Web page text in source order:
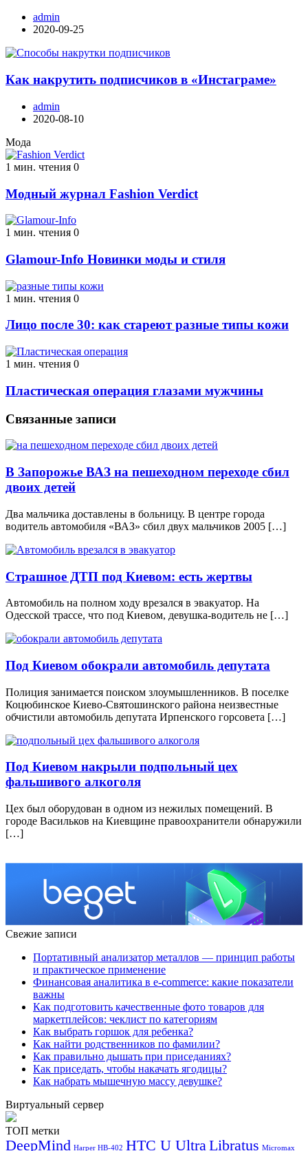
admin
2020-09-25
Как накрутить подписчиков в «Инстаграме»
admin
2020-08-10
Мода
1 мин. чтения 0
Модный журнал Fashion Verdict
1 мин. чтения 0
Glamour-Info Новинки моды и стиля
1 мин. чтения 0
Лицо после 30: как стареют разные типы кожи
1 мин. чтения 0
Пластическая операция глазами мужчины
Связанные записи
В Запорожье ВАЗ на пешеходном переходе сбил
двоих детей
Два мальчика доставлены в больницу. В центре города
водитель автомобиля «ВАЗ» сбил двух мальчиков 2005 […]
Страшное ДТП под Киевом: есть жертвы
Автомобиль на полном ходу врезался в эвакуатор. На
Одесской трассе, что под Киевом, девушка-водитель не […]
Под Киевом обокрали автомобиль депутата
Полиция занимается поиском злоумышленников. В поселке
Коцюбинское Киево-Святошинского района неизвестные
обчистили автомобиль депутата Ирпенского горсовета […]
Под Киевом накрыли подпольный цех
фальшивого алкоголя
Цех был оборудован в одном из нежилых помещений. В
городе Васильков на Киевщине правоохранители обнаружили
[…]
Свежие записи
Портативный анализатор металлов — принцип работы
и практическое применение
Финансовая аналитика в e-commerce: какие показатели
важны
Как подготовить качественные фото товаров для
маркетплейсов: чеклист по категориям
Как выбрать горшок для ребенка?
Как найти родственников по фамилии?
Как правильно дышать при приседаниях?
Как приседать, чтобы накачать ягодицы?
Как набрать мышечную массу девушке?
Виртуальный сервер
ТОП метки
DeepMind Harper HB-402 HTC U UltraLibratus Micromax